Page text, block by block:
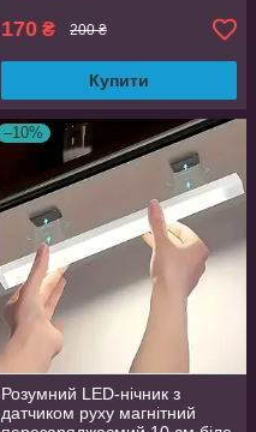
170 ₴ 200 ₴
Купити
–10%
Розумний LED-нічник з
датчиком руху магнітний